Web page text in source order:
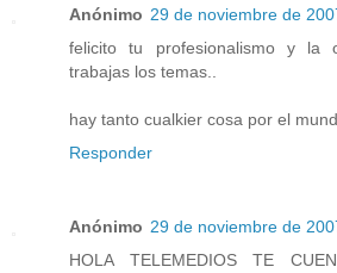
Anónimo 29 de noviembre de
felicito tu profesionalismo y la
trabajas los temas..
hay tanto cualkier cosa por el
Responder
Anónimo 29 de noviembre de
HOLA TELEMEDIOS TE